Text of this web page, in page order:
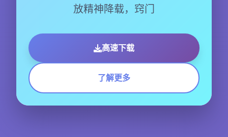
放精神降载，窍门
高速下载
了解更多